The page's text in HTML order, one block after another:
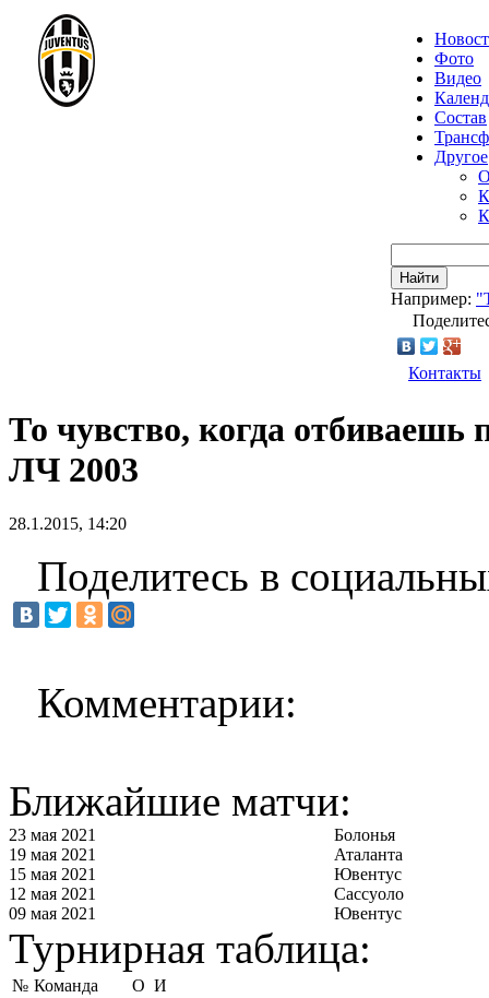
Фото
Видео
Состав
Другое
Найти
Например:
Контакты
То чувство, когда
ЛЧ 2003
28.1.2015, 14:20
Поделитесь в
Комментарии:
Ближайшие матчи:
23 мая 2021
Болонья
19 мая 2021
Аталанта
15 мая 2021
Ювентус
12 мая 2021
Сассуоло
09 мая 2021
Ювентус
Турнирная таблица:
№ Команда О И